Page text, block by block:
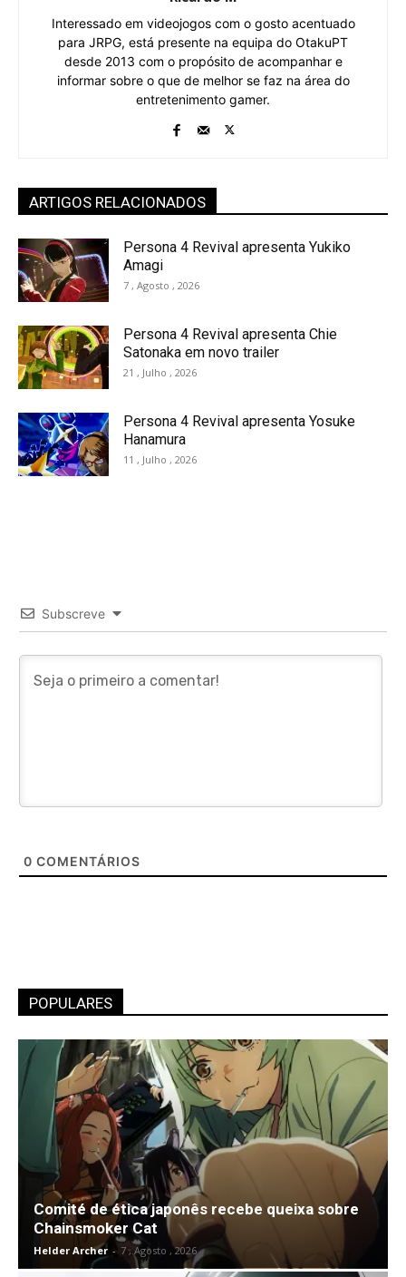
Interessado em videojogos com o gosto acentuado
para JRPG, está presente na equipa do OtakuPT
desde 2013 com o propósito de acompanhar e
informar sobre o que de melhor se faz na área do
entretenimento gamer.
ARTIGOS RELACIONADOS
Persona 4 Revival apresenta Yukiko
Amagi
7 , Agosto , 2026
Persona 4 Revival apresenta Chie
Satonaka em novo trailer
21 , Julho , 2026
Persona 4 Revival apresenta Yosuke
Hanamura
11 , Julho , 2026
Subscreve
0 COMENTÁRIOS
POPULARES
Comité de ética japonês recebe queixa sobre
Chainsmoker Cat
Helder Archer - 7 , Agosto , 2026